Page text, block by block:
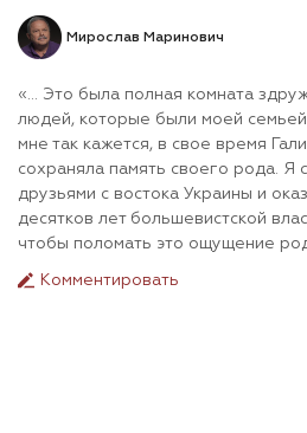
Мирослав Маринович
«... Это была полная комната
людей, которые были моей
мне так кажется, в свое время
сохраняла память своего рода. Я
друзьями с востока Украины и
десятков лет большевистской
чтобы поломать это ощущение
Комментировать